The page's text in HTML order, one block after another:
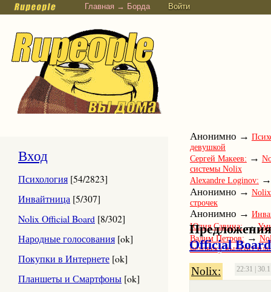
Главная → Борда Войти
Анонимно →
девушкой
Сергей Макеев: →
системы Nolix
Alexandre Loginov:
Анонимно →
строчек
Анонимно →
Юлия Савина:→
Вадим Петров: →
человеку вылазит или
Вход
Психология [54/2823]
Инвайтница [5/307]
Nolix Official Board [8/302]
Народные голосования [ok]
Покупки в Интернете [ok]
Планшеты и Смартфоны [ok]
Official Board
Nolix: 22:31 |